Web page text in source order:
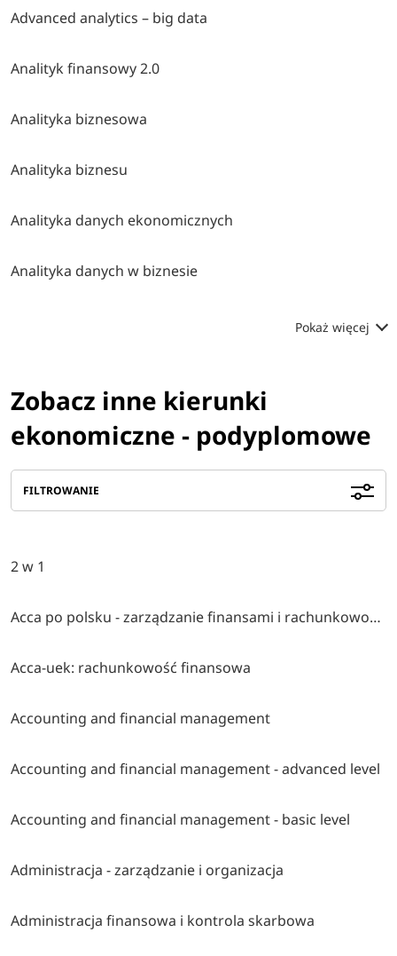
Advanced analytics – big data
Analityk finansowy 2.0
Analityka biznesowa
Analityka biznesu
Analityka danych ekonomicznych
Analityka danych w biznesie
Pokaż więcej
Zobacz inne kierunki
ekonomiczne - podyplomowe
FILTROWANIE
2 w 1
Acca po polsku - zarządzanie finansami i rachunkowość w środowisku międzynarodowym
Acca-uek: rachunkowość finansowa
Accounting and financial management
Accounting and financial management - advanced level
Accounting and financial management - basic level
Administracja - zarządzanie i organizacja
Administracja finansowa i kontrola skarbowa